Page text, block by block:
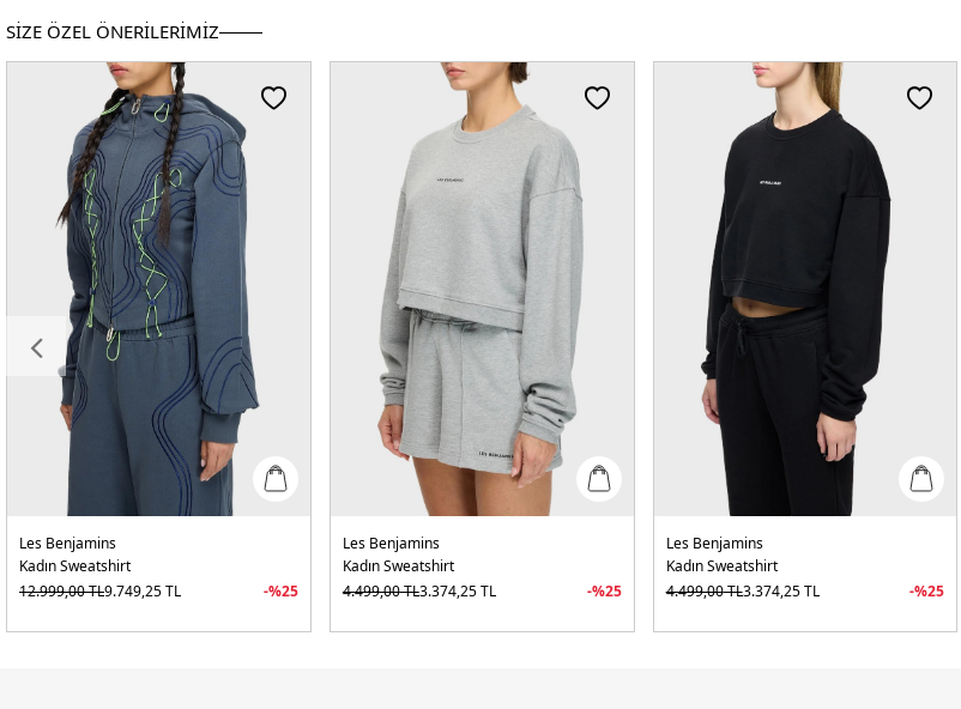
SİZE ÖZEL ÖNERİLERİMİZ
Les Benjamins
Kadın Sweatshirt
12.999,00TL9.749,25TL -%25
Les Benjamins
Kadın Sweatshirt
4.499,00TL3.374,25TL -%25
Les Benjamins
Kadın Sweatshirt
4.499,00TL3.374,25TL -%25